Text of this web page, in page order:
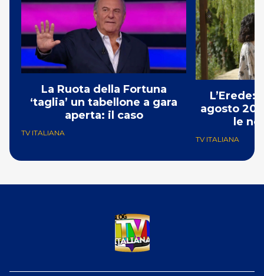
La Ruota della Fortuna
‘taglia’ un tabellone a gara
aperta: il caso
TV ITALIANA
L’Erede:
agosto
le
TV ITALIANA